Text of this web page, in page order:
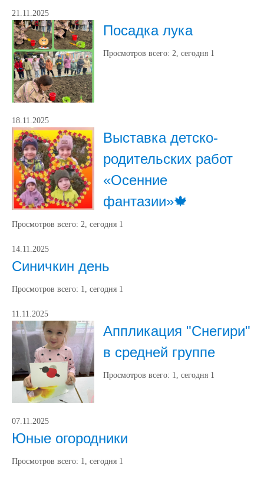
21.11.2025
Посадка лука
Просмотров всего: 2, сегодня 1
18.11.2025
Выставка детско-
родительских работ
«Осенние
фантазии»🍁
Просмотров всего: 2, сегодня 1
14.11.2025
Синичкин день
Просмотров всего: 1, сегодня 1
11.11.2025
Аппликация "Снегири"
в средней группе
Просмотров всего: 1, сегодня 1
07.11.2025
Юные огородники
Просмотров всего: 1, сегодня 1